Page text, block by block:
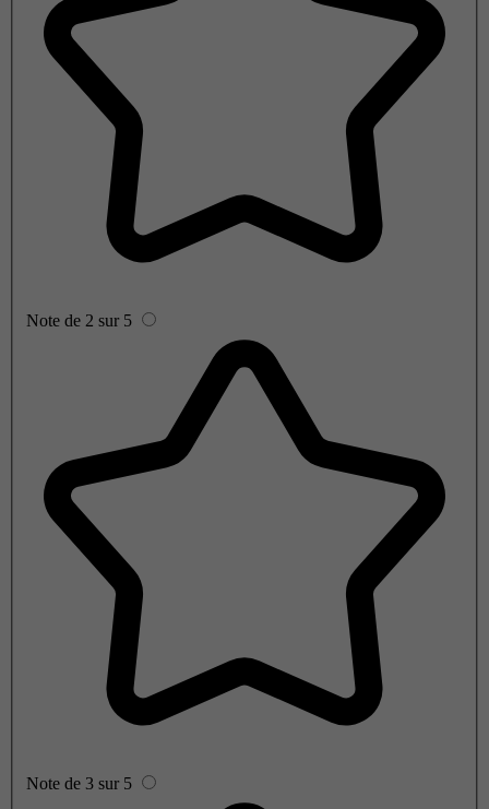
Note de 2 sur 5
Note de 3 sur 5